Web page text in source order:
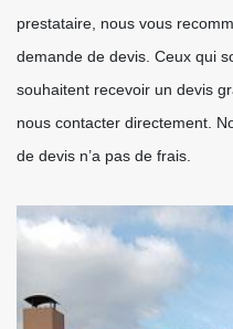
prestataire, nous vous
demande de devis. Ceux qui
souhaitent recevoir un devis
nous contacter directement.
de devis n’a pas de frais.